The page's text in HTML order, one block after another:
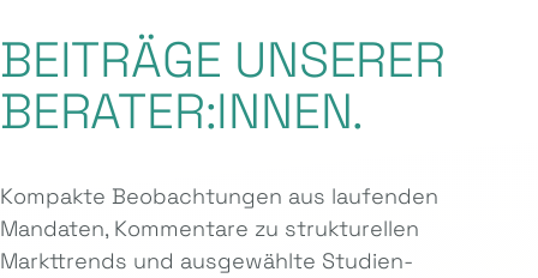
BEITRÄGE UNSERER
BERATER:INNEN.
Kompakte Beobachtungen aus laufenden
Mandaten, Kommentare zu strukturellen
Markttrends und ausgewählte Studien­